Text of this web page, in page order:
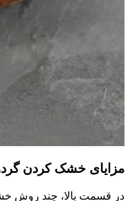
مزایای خشک کردن
در قسمت بالا، چند روش